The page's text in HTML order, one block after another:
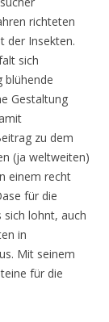
richteten
der Insekten.
sich
blühende
Gestaltung
zu dem
(ja weltweiten)
einem recht
für die
lohnt, auch
in
Mit seinem
für die